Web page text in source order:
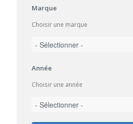
Marque
Choisir une marque
Année
Choisir une année